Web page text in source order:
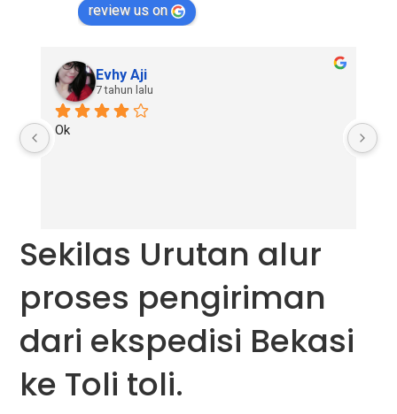
review us on
Evhy Aji
7 tahun lalu
Ok
Sekilas Urutan alur
proses pengiriman
dari ekspedisi Bekasi
ke Toli toli.